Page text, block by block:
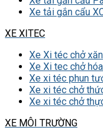
Xe tải gắn cẩu
XE XITEC
Xe Xi téc chở
Xe Xi tec chở
Xe xi téc phun
Xe xi téc chở
Xe xi téc chở
XE MÔI TRƯỜNG